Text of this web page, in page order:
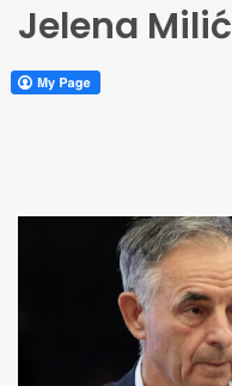
Jelena Milić